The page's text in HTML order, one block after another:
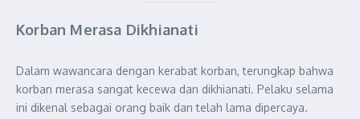
Korban Merasa Dikhianati
Dalam wawancara dengan kerabat korban, terungkap bahwa
korban merasa sangat kecewa dan dikhianati. Pelaku selama
ini dikenal sebagai orang baik dan telah lama dipercaya.